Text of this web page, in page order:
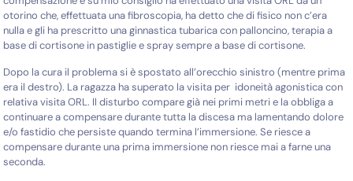
otorino che, effettuata una fibroscopia, ha detto che di fisico non c’era
nulla e gli ha prescritto una ginnastica tubarica con palloncino, terapia a
base di cortisone in pastiglie e spray sempre a base di cortisone.
Dopo la cura il problema si è spostato all’orecchio sinistro (mentre prima
era il destro). La ragazza ha superato la visita per idoneità agonistica con
relativa visita ORL. Il disturbo compare già nei primi metri e la obbliga a
continuare a compensare durante tutta la discesa ma lamentando dolore
e/o fastidio che persiste quando termina l’immersione. Se riesce a
compensare durante una prima immersione non riesce mai a farne una
seconda.